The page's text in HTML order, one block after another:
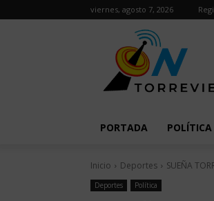
viernes, agosto 7, 2026
PORTADA POLÍTICA
Inicio Deportes SUEÑA
Deportes Política